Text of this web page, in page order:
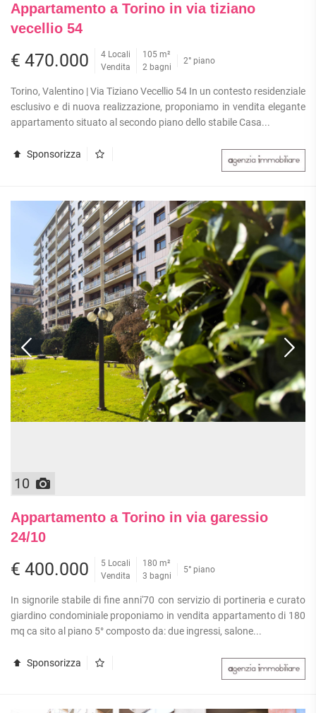
Appartamento a Torino in via tiziano
vecellio 54
€ 470.000
4 Locali
Vendita
105 m²
2 bagni
2° piano
Torino, Valentino | Via Tiziano Vecellio 54 In un contesto residenziale
esclusivo e di nuova realizzazione, proponiamo in vendita elegante
appartamento situato al secondo piano dello stabile Casa...
Sponsorizza
10
Appartamento a Torino in via garessio
24/10
€ 400.000
5 Locali
Vendita
180 m²
3 bagni
5° piano
In signorile stabile di fine anni'70 con servizio di portineria e curato
giardino condominiale proponiamo in vendita appartamento di 180
mq ca sito al piano 5° composto da: due ingressi, salone...
Sponsorizza